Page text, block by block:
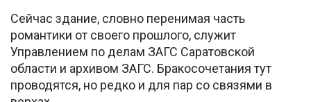
Сейчас здание, словно перенимая часть
романтики от своего прошлого, служит
Управлением по делам ЗАГС Саратовской
области и архивом ЗАГС. Бракосочетания тут
проводятся, но редко и для пар со связями в